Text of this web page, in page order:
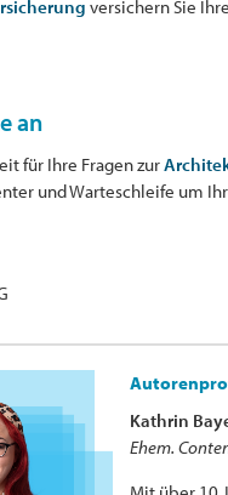
versichern Sie
an
für Ihre Fragen zur
und Warteschleife um
Kathrin
Ehem.